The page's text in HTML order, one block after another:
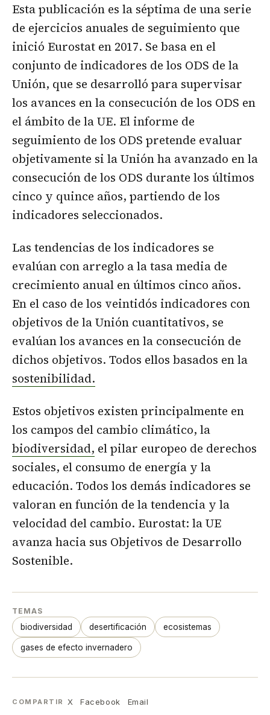
Esta publicación es la séptima de una serie
de ejercicios anuales de seguimiento que
inició Eurostat en 2017. Se basa en el
conjunto de indicadores de los ODS de la
Unión, que se desarrolló para supervisar
los avances en la consecución de los ODS en
el ámbito de la UE. El informe de
seguimiento de los ODS pretende evaluar
objetivamente si la Unión ha avanzado en la
consecución de los ODS durante los últimos
cinco y quince años, partiendo de los
indicadores seleccionados.
Las tendencias de los indicadores se
evalúan con arreglo a la tasa media de
crecimiento anual en últimos cinco años.
En el caso de los veintidós indicadores con
objetivos de la Unión cuantitativos, se
evalúan los avances en la consecución de
dichos objetivos. Todos ellos basados en la
sostenibilidad.
Estos objetivos existen principalmente en
los campos del cambio climático, la
biodiversidad, el pilar europeo de derechos
sociales, el consumo de energía y la
educación. Todos los demás indicadores se
valoran en función de la tendencia y la
velocidad del cambio. Eurostat: la UE
avanza hacia sus Objetivos de Desarrollo
Sostenible.
TEMAS
biodiversidad desertificación ecosistemas
gases de efecto invernadero
COMPARTIR X Facebook Email